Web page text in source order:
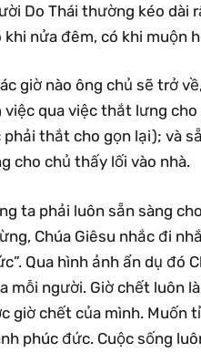
Do Thái thường kéo dài
nửa đêm, có khi muộn
giờ nào ông chủ sẽ trở
qua việc thắt lưng cho
thắt cho gọn lại); và
cho chủ thấy lối vào nhà.
ta phải luôn sẵn sàng
Chúa Giêsu nhắc đi
Qua hình ảnh ẩn dụ đó
mỗi người. Giờ chết luôn
giờ chết của mình. Muốn
phúc đức. Cuộc sống